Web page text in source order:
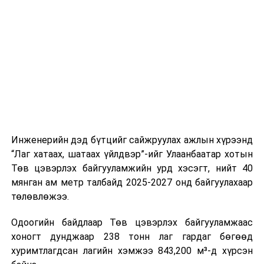
өдөр тутмын ажлын бэлэн байдлыг хангах зэрэг
практик ур чадварыг сургалтын хөтөлбөрт тусгажээ.
Сургалтыг танилцуулах лекц, асуулт-хариулт,
жишээнд суурилсан сургалт, багаар ажиллах дасгал,
танилцах, онцгой нөхцөлд ажиллах дадлага зэрэг
онол, практик хосолсон хэлбэрээр зохион байгуулж
байна.
Инженерийн дэд бүтцийг сайжруулах ажлын хүрээнд
“Лаг хатаах, шатаах үйлдвэр”-ийг Улаанбаатар хотын
Төв цэвэрлэх байгууламжийн урд хэсэгт, нийт 40
мянган ам метр талбайд 2025-2027 онд байгуулахаар
төлөвлөжээ.
Одоогийн байдлаар Төв цэвэрлэх байгууламжаас
хоногт дунджаар 238 тонн лаг гардаг бөгөөд
хуримтлагдсан лагийн хэмжээ 843,200 м³-д хүрсэн